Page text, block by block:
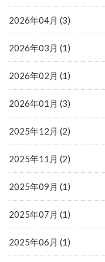
2026年04月 (3)
2026年03月 (1)
2026年02月 (1)
2026年01月 (3)
2025年12月 (2)
2025年11月 (2)
2025年09月 (1)
2025年07月 (1)
2025年06月 (1)